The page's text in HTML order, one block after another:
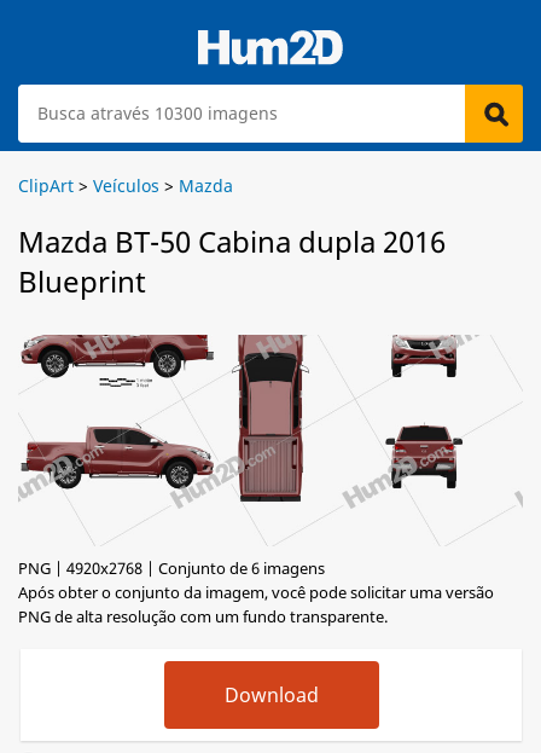
ClipArt > Veículos > Mazda
Mazda BT-50 Cabina dupla 2016
Blueprint
PNG | 4920x2768 | Conjunto de 6 imagens
Após obter o conjunto da imagem, você pode solicitar uma versão
PNG de alta resolução com um fundo transparente.